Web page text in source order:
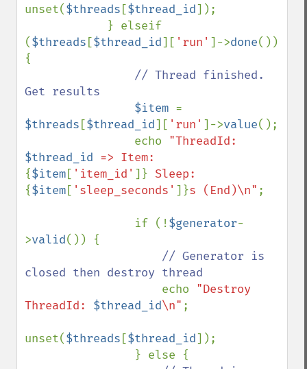
unset($threads [$thread_id]);
($threads [$thread_id][ 'run' ]->done())
{
// Thread finished.
Get results
$item
$threads [$thread_id][ 'run' ]->value();
                echo
$thread_id
{$item[ 'item_id' ]}
{$item[ 'sleep_seconds' ]}s (End)\n" ;
                if (!
$generator-
>valid()) {
// Generator is
closed then destroy thread
echo "Destroy
ThreadId: $thread_id\n" ;
unset($threads [$thread_id]);